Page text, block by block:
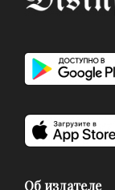
Об издателе